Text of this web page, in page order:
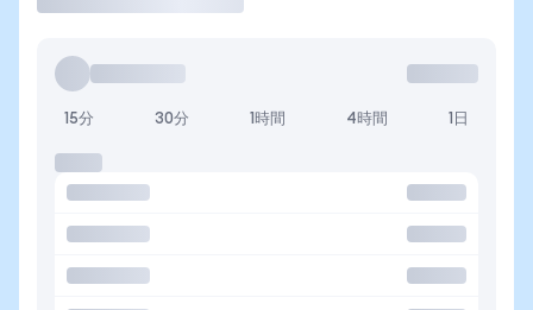
15分 30分 1時間 4時間 1日